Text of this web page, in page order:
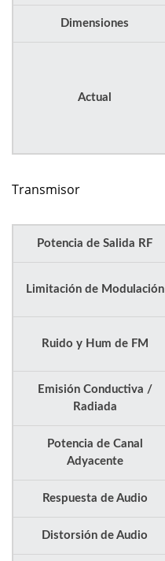
Dimensiones
Actual
Transmisor
Potencia de Salida RF
Limitación de Modulación
Ruido y Hum de FM
Emisión Conductiva /
Radiada
Potencia de Canal
Adyacente
Respuesta de Audio
Distorsión de Audio